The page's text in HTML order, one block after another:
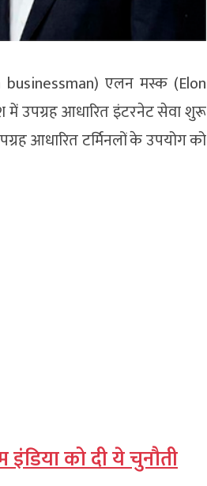
businessman) एलन मस्क (Elon
उपग्रह आधारित इंटरनेट सेवा शुरू
आधारित टर्मिनलों के उपयोग को
को दी ये चुनौती